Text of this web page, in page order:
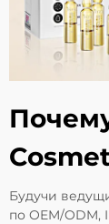
Будучи
по OEM/ODM,